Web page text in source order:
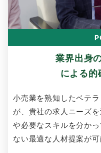
業界出身
による的
小売業を熟知したベテ
が、貴社の求人ニーズ
や必要なスキルを分か
ない最適な人材提案が可